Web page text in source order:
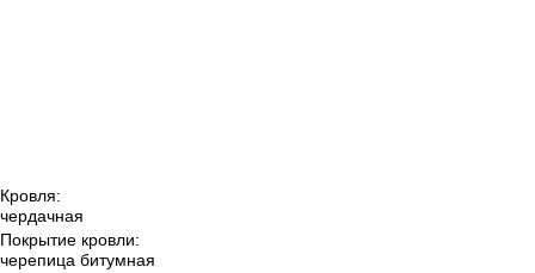
Кровля:
чердачная
Покрытие кровли:
черепица битумная